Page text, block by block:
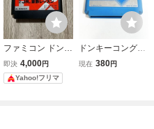
ファミコン ドンキ
ーコングJR＋算数
レッスン
即決 4,000円
Yahoo!フリマ
ドンキーコングJR
の算数遊び【動作
現在 380円